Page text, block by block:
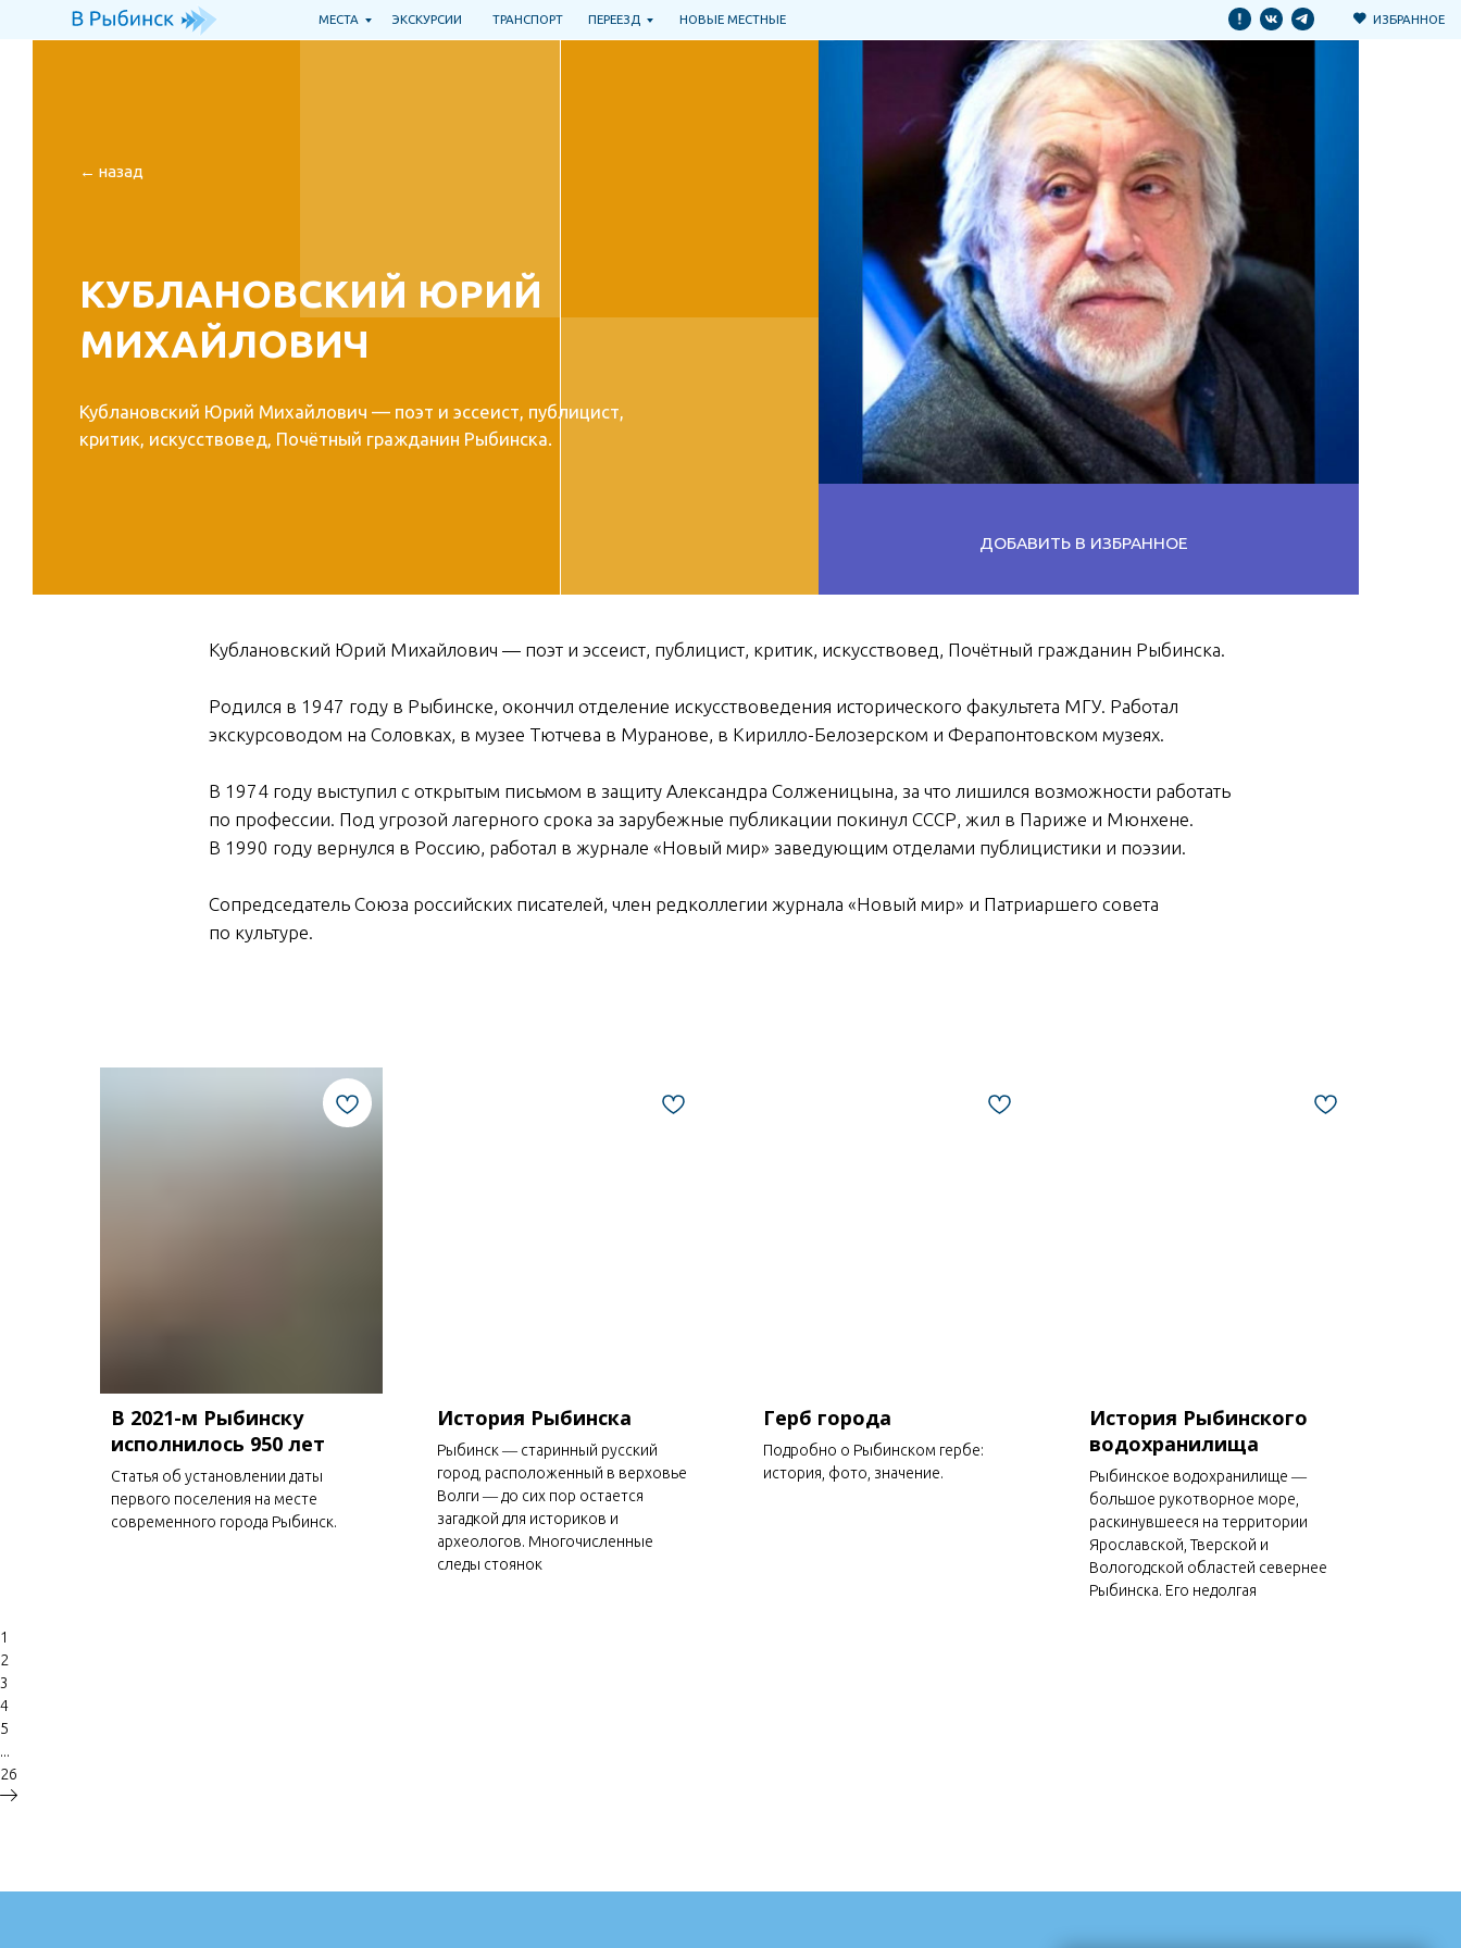
МЕСТА ТРАНСПОРТ ПЕРЕЕЗД НОВЫЕ МЕСТНЫЕ ИЗБРАННОЕ
ЭКСКУРСИИ
критик, искусствовед, Почётный гражданин Рыбинска.
КУБЛАНОВСКИЙ ЮРИЙ
МИХАЙЛОВИЧ
Кублановский Юрий Михайлович — поэт и эссеист, публицист, критик, искусствовед, Почётный гражданин Рыбинска.
Родился в 1947 году в Рыбинске, окончил отделение искусствоведения исторического факультета МГУ. Работал
экскурсоводом на Соловках, в музее Тютчева в Муранове, в Кирилло-Белозерском и Ферапонтовском музеях.
В 1974 году выступил с открытым письмом в защиту Александра Солженицына, за что лишился возможности работать
по профессии. Под угрозой лагерного срока за зарубежные публикации покинул СССР, жил в Париже и Мюнхене.
В 1990 году вернулся в Россию, работал в журнале «Новый мир» заведующим отделами публицистики и поэзии.
Сопредседатель Союза российских писателей, член редколлегии журнала «Новый мир» и Патриаршего совета
по культуре.
В 2021-м Рыбинску
исполнилось 950 лет
Статья об установлении даты
первого поселения на месте
современного города Рыбинск.
История Рыбинска
Рыбинск ― старинный русский
город, расположенный в верховье
Волги ― до сих пор остается
загадкой для историков и
археологов. Многочисленные
следы стоянок
Герб города
Подробно о Рыбинском гербе:
история, фото, значение.
История Рыбинского
водохранилища
Рыбинское водохранилище ―
большое рукотворное море,
раскинувшееся на территории
Ярославской, Тверской и
Вологодской областей севернее
Рыбинска. Его недолгая
1
2
3
4
5
...
26